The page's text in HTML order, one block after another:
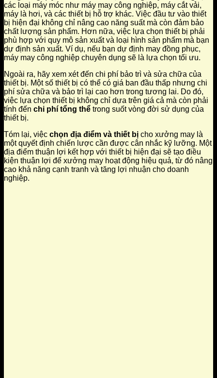
các loại máy móc như máy may công nghiệp, máy cắt vải,
máy là hơi, và các thiết bị hỗ trợ khác. Việc đầu tư vào thiết
bị hiện đại không chỉ nâng cao năng suất mà còn đảm bảo
chất lượng sản phẩm. Hơn nữa, việc lựa chọn thiết bị phải
phù hợp với quy mô sản xuất và loại hình sản phẩm mà bạn
dự định sản xuất. Ví dụ, nếu bạn dự định may đồng phục,
máy may công nghiệp chuyên dụng sẽ là lựa chọn tối ưu.
Ngoài ra, hãy xem xét đến chi phí bảo trì và sửa chữa của
thiết bị. Một số thiết bị có thể có giá ban đầu thấp nhưng chi
phí sửa chữa và bảo trì lại cao hơn trong tương lai. Do đó,
việc lựa chọn thiết bị không chỉ dựa trên giá cả mà còn phải
tính đến chi phí tổng thể trong suốt vòng đời sử dụng của
thiết bị.
Tóm lại, việc chọn địa điểm và thiết bị cho xưởng may là
một quyết định chiến lược cần được cân nhắc kỹ lưỡng. Một
địa điểm thuận lợi kết hợp với thiết bị hiện đại sẽ tạo điều
kiện thuận lợi để xưởng may hoạt động hiệu quả, từ đó nâng
cao khả năng cạnh tranh và tăng lợi nhuận cho doanh
nghiệp.